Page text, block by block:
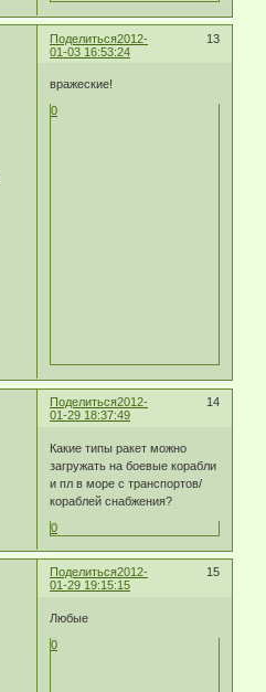
Поделиться 13
2012-
01-03 16:53:24
вражеские!
0
Поделиться 14
2012-
01-29 18:37:49
Какие типы ракет можно
загружать на боевые корабли
и пл в море с транспортов/
кораблей снабжения?
0
Поделиться 15
2012-
01-29 19:15:15
Любые
0